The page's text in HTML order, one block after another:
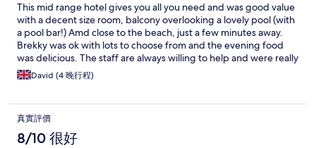
This mid range hotel gives you all you need and was good value
with a decent size room, balcony overlooking a lovely pool (with
a pool bar!) Amd close to the beach, just a few minutes away.
Brekky was ok with lots to choose from and the evening food
was delicious. The staff are always willing to help and were really
nice and easy gong. Traffic in and out of Bang Tao is difficult and
taxi / tuc tucs charge extra for it. If your looking for 4* this was
David (4 晚行程)
真實評價
8/10 很好